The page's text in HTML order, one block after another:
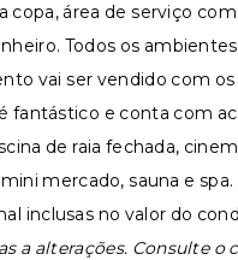
copa, área de serviço
Todos os
vai ser vendido com
fantástico e conta com
de raia fechada,
mercado, sauna e
inclusas no valor do
a alterações. Consulte o